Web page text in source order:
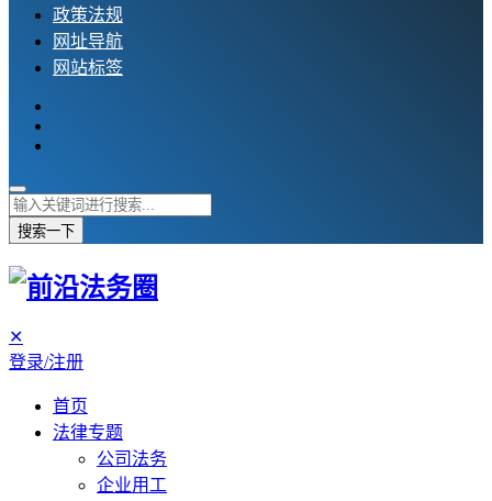
政策法规
网址导航
网站标签
搜索一下
✕
登录/注册
首页
法律专题
公司法务
企业用工